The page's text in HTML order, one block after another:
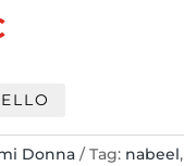
Il
è:
85,00 €.
Donna Tag: nabeel,